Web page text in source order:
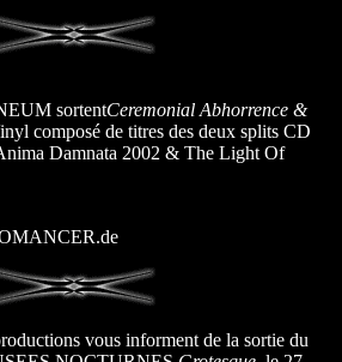
sortentCeremonial Abhorrence &
composé de titres des deux splits CD
Damnata 2002 & The Light Of
vous informent de la sortie du